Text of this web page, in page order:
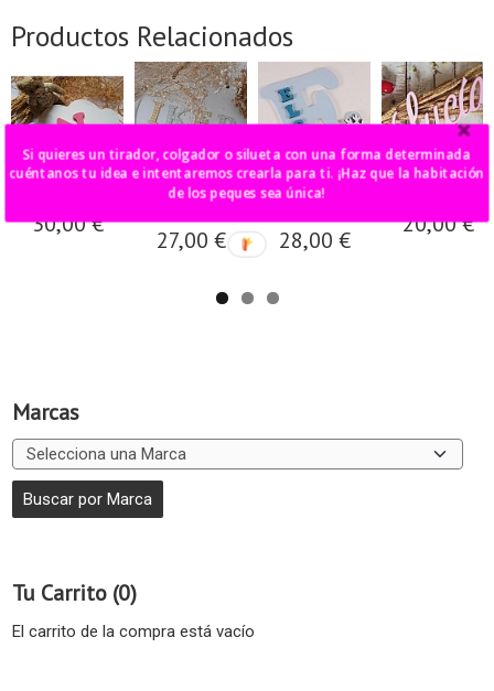
Marcas
Tu Carrito (0)
El carrito de la compra está vacío
Productos Relacionados
30,00 €
cartel nombre
27,00 €
letras Elsa
28,00 €
20,00 €
Si quieres un tirador, colgador o silueta con una forma determinada
cuéntanos tu idea e intentaremos crearla para ti. ¡Haz que la habitación
de los peques sea única!